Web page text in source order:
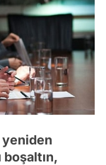
yeniden